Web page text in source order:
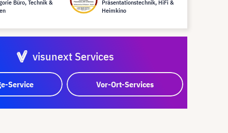
Büro, Technik &
Präsentationstechnik, HiFi &
Heimkino
visunext Services
Service Vor-Ort-Services